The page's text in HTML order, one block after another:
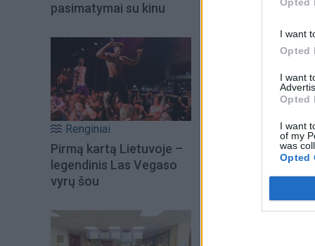
I want
Opted
I want
Opted
I want
of my
was
Opted
pasimatymai su kinu
Renginiai
Pirmą kartą Lietuvoje –
legendinis Las Vegaso
vyrų šou